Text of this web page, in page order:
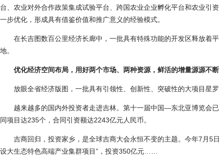
台、农业对外合作政策集成试验平台、跨国农业企业孵化平台和农业引
一步优化，形成具有借鉴价值和推广意义的经验模式。
在长吉图数百公里经济长廊中，一批具有特殊功能的开发区释放着
地。
优化经济空间布局，用好两个市场、两种资源，鲜活的增量源源不
放眼全省经济版图，一批具有引领性、创新性、突破性的大项目星
越来越多的国内外投资者走进吉林。第十一届中国—东北亚博览会已
同项目达235个，合同引资额达2243亿元人民币。
吉商回归，投资家乡，是全球吉商大会永恒不变的主题。今年7月5
设大生态特色高端产业集群项目”，投资350亿元……